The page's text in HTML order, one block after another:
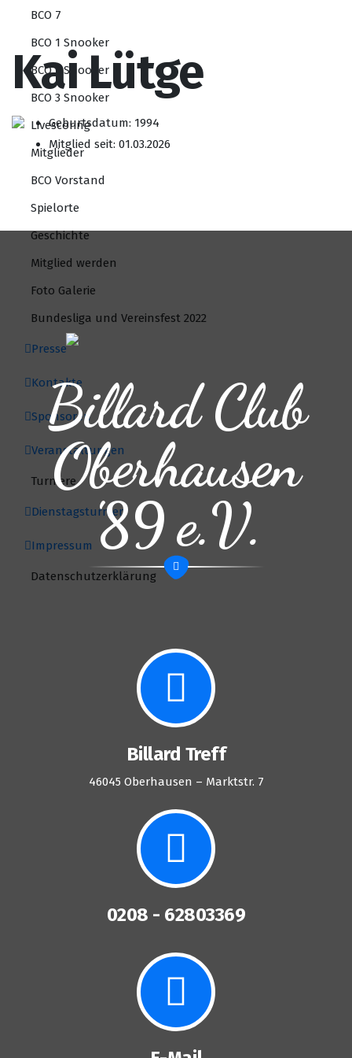
BCO 7
BCO 1 Snooker
BCO 2 Snooker
BCO 3 Snooker
Livescoring
Mitglieder
BCO Vorstand
Spielorte
Geschichte
Mitglied werden
Foto Galerie
Bundesliga und Vereinsfest 2022
Presse
Kontakte
Sponsoren
Veranstaltungen
Turniere
Dienstagsturnier
Impressum
Datenschutzerklärung
Kai Lütge
Geburtsdatum: 1994
Mitglied seit: 01.03.2026
Billard Club
Oberhausen
'89 e.V.
Billard Treff
46045 Oberhausen – Marktstr. 7
0208 - 62803369